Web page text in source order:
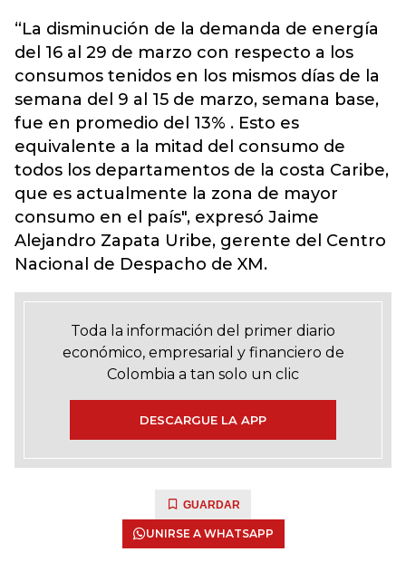
“La disminución de la demanda de energía
del 16 al 29 de marzo con respecto a los
consumos tenidos en los mismos días de la
semana del 9 al 15 de marzo, semana base,
fue en promedio del 13% . Esto es
equivalente a la mitad del consumo de
todos los departamentos de la costa Caribe,
que es actualmente la zona de mayor
consumo en el país", expresó Jaime
Alejandro Zapata Uribe, gerente del Centro
Nacional de Despacho de XM.
Toda la información del primer diario
económico, empresarial y financiero de
Colombia a tan solo un clic
DESCARGUE LA APP
GUARDAR
UNIRSE A WHATSAPP